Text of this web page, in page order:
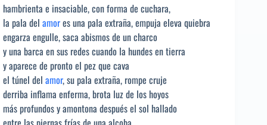
hambrienta e insaciable, con forma de cuchara,
la pala del amores una pala extraña, empuja eleva quiebra
engarza engulle, saca abismos de un charco
y una barca en sus redes cuando la hundes en tierra
y aparece de pronto el pez que cava
el túnel del amor, su pala extraña, rompe cruje
derriba inflama enferma, brota luz de los hoyos
más profundos y amontona después el sol hallado